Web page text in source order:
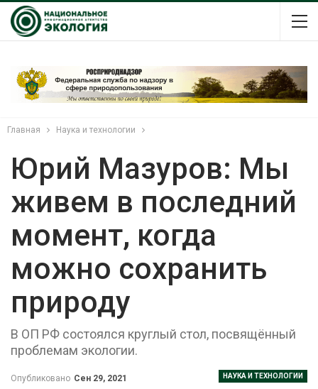
Главная Наука и технологии
Юрий Мазуров: Мы
живем в последний
момент, когда
можно сохранить
природу
В ОП РФ состоялся круглый стол, посвящённый
проблемам экологии.
НАУКА И ТЕХНОЛОГИИ
Опубликовано Сен 29, 2021